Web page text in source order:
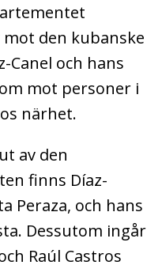
den kubanske
Canel och hans
mot personer i
närhet.
av den
finns Díaz-
Peraza, och hans
Dessutom ingår
Raúl Castros